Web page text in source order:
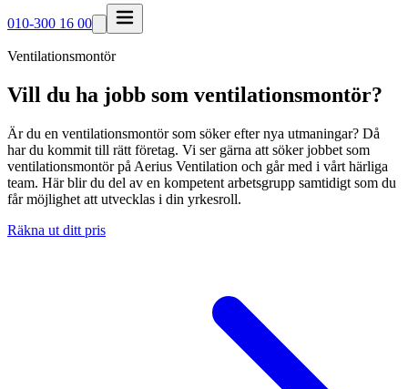
010-300 16 00
Ventilationsmontör
Vill du ha jobb som ventilationsmontör?
Är du en ventilationsmontör som söker efter nya utmaningar? Då
har du kommit till rätt företag. Vi ser gärna att söker jobbet som
ventilationsmontör på Aerius Ventilation och går med i vårt härliga
team. Här blir du del av en kompetent arbetsgrupp samtidigt som du
får möjlighet att utvecklas i din yrkesroll.
Räkna ut ditt pris